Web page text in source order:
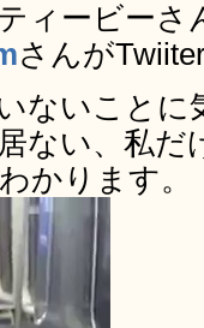
ィービー
さんが
ないこと
ない、私だ
かります。